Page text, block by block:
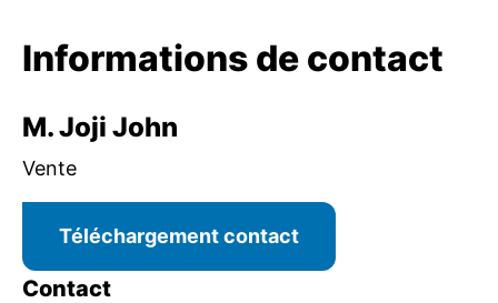
Informations de contact
M. Joji John
Vente
Téléchargement contact
Contact